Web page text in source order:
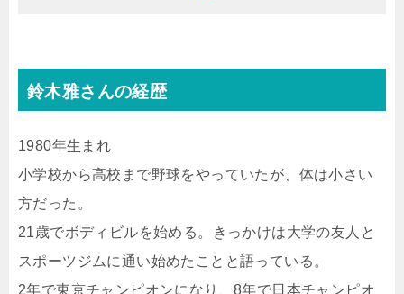
鈴木雅さんの経歴
1980年生まれ
小学校から高校まで野球をやっていたが、体は小さい
方だった。
21歳でボディビルを始める。きっかけは大学の友人と
スポーツジムに通い始めたことと語っている。
2年で東京チャンピオンになり、8年で日本チャンピオ